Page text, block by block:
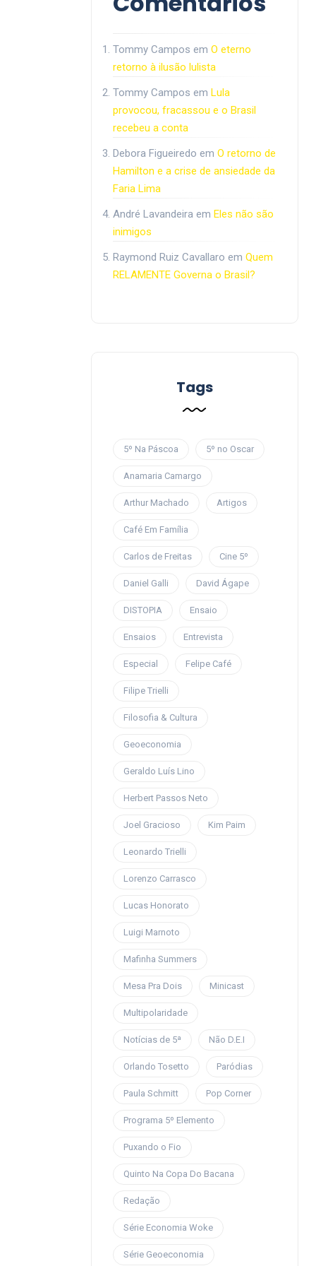
Tommy Campos em O eterno
retorno à ilusão lulista
Tommy Campos em Lula
provocou, fracassou e o Brasil
recebeu a conta
Debora Figueiredo em O retorno de
Hamilton e a crise de ansiedade da
Faria Lima
André Lavandeiraem Eles não são
inimigos
Raymond Ruiz Cavallaro em Quem
RELAMENTE Governa o Brasil?
Tags
5º Na Páscoa 5º no Oscar
Anamaria Camargo
Arthur Machado Artigos
Café Em Família
Carlos de Freitas Cine 5º
Daniel Galli David Ágape
DISTOPIA Ensaio
Ensaios Entrevista
Especial Felipe Café
Filipe Trielli
Filosofia & Cultura
Geoeconomia
Geraldo Luís Lino
Herbert Passos Neto
Joel Gracioso Kim Paim
Leonardo Trielli
Lorenzo Carrasco
Lucas Honorato
Luigi Marnoto
Mafinha Summers
Mesa Pra Dois Minicast
Multipolaridade
Notícias de 5ª Não D.E.I
Orlando Tosetto Paródias
Paula Schmitt Pop Corner
Programa 5º Elemento
Puxando o Fio
Quinto Na Copa Do Bacana
Redação
Série Economia Woke
Série Geoeconomia